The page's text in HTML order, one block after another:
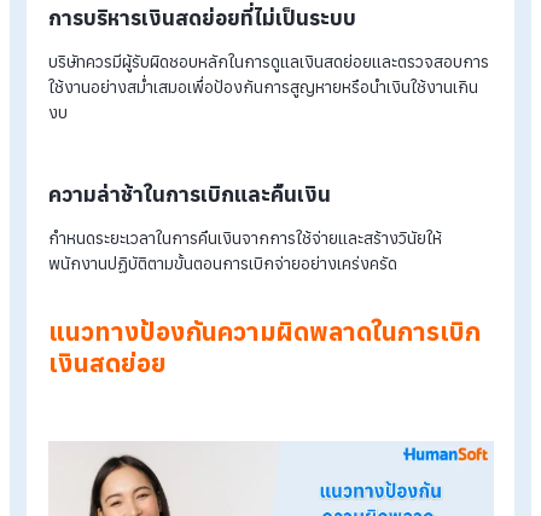
การนำเงินใช้ส่วนตัวหรือไม่เกี่ยวข้องกับงาน
ไม่มีเอกสารประกอบการใช้จ่าย
หรือใบกำกับภาษี เพื่อให้การบันทึกบัญชีถูกต้อง โปร่งใส สามารถ
ตรวจสอบได้
การเบิกเงินซ้ำซ้อน
บริษัทควรมีระบบบันทึกที่ตรวจสอบค่าใช้จ่ายทุกช่องทาง เช่น เงิน
การบริหารเงินสดย่อยที่ไม่เป็นระบบ